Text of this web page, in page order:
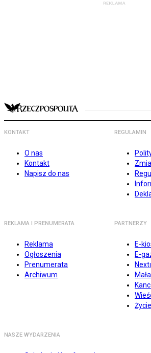
KONTAKT
O nas
Kontakt
Napisz do nas
REGULAMIN
REKLAMA I PRENUMERATA
Reklama
Ogłoszenia
Prenumerata
Archiwum
PARTNERZY
E-
E-
NASZE WYDARZENIA